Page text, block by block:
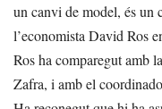
un canvi de model, és un
l’economista David Ros
Ros ha comparegut amb
Zafra, i amb el